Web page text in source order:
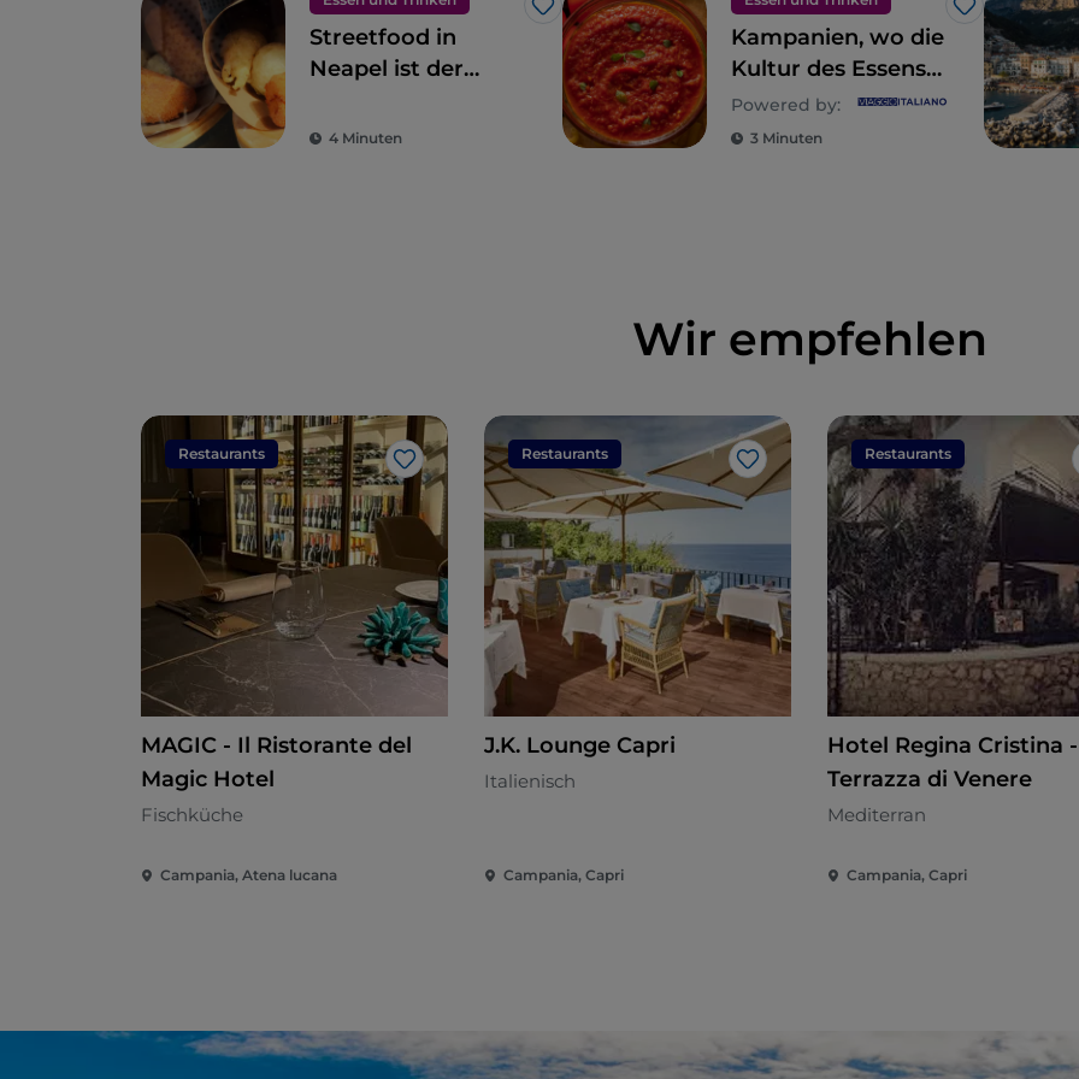
Like
Streetfood in
Neapel ist der
Gaumenschmauses
4 Minuten
Like
Kampanien, wo die
Kultur des Essens
eine Lebensart ist
Powered by:
3 Minuten
Wir empfehlen
Restaurants
Like
MAGIC - Il Ristorante del
Magic Hotel
Fischküche
Campania, Atena lucana
Restaurants
Like
J.K. Lounge Capri
Italienisch
Campania, Capri
Restaurants
Hotel Regina Cristina
Terrazza di Venere
Mediterran
Campania, Capri